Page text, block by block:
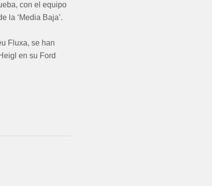
con el equipo
la ‘Media Baja’.
Fluxa, se han
en su Ford